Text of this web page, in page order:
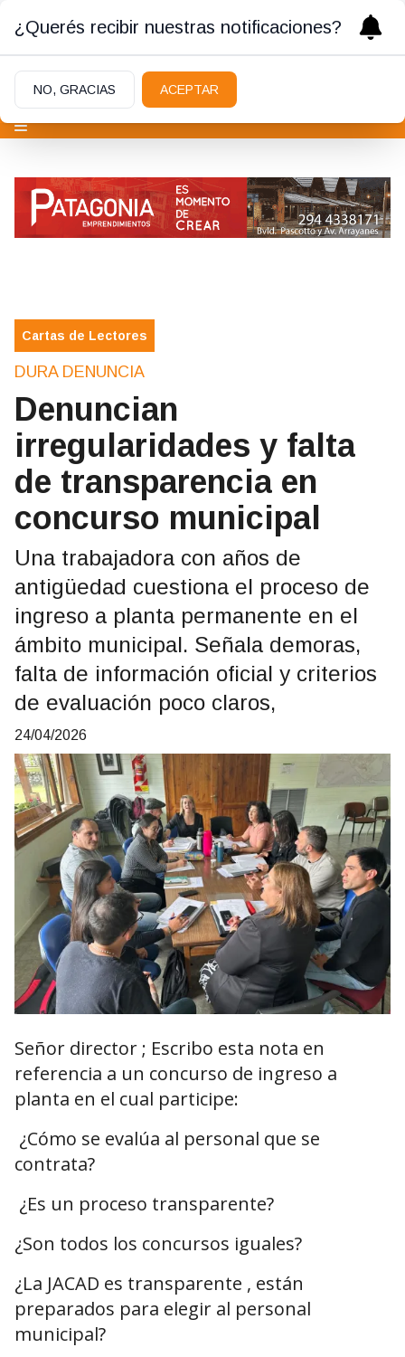
Cartas de Lectores
DURA DENUNCIA
Denuncian
irregularidades y falta
de transparencia en
concurso municipal
Una trabajadora con años de
antigüedad cuestiona el proceso de
ingreso a planta permanente en el
ámbito municipal. Señala demoras,
falta de información oficial y criterios
de evaluación poco claros,
24/04/2026
Señor director ; Escribo esta nota en
referencia a un concurso de ingreso a
planta en el cual participe:
¿Cómo se evalúa al personal que se
contrata?
¿Es un proceso transparente?
¿Son todos los concursos iguales?
¿La JACAD es transparente , están
preparados para elegir al personal
municipal?
¿Querés recibir nuestras notificaciones?
NO, GRACIAS ACEPTAR